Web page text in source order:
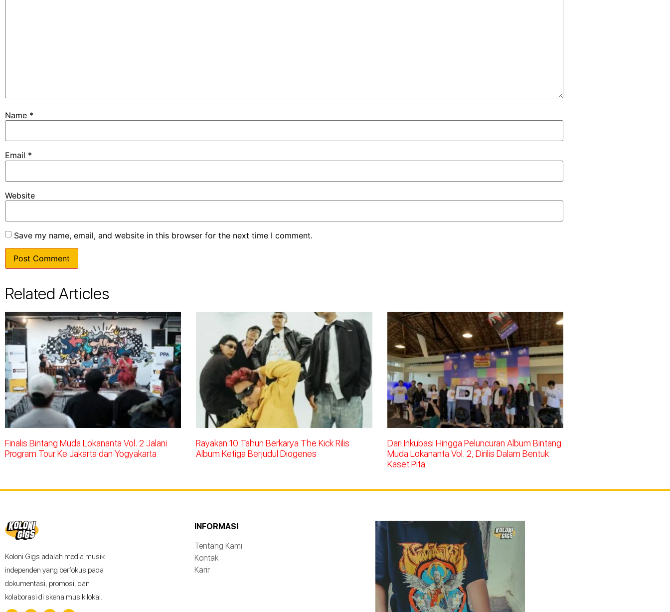
Name *
Email *
Website
Save my name, email, and website in this browser for the next time I comment.
Related Articles
Finalis Bintang Muda Lokananta Vol. 2 Jalani
Program Tour Ke Jakarta dan Yogyakarta
Rayakan 10 Tahun Berkarya The Kick Rilis
Album Ketiga Berjudul Diogenes
Dari Inkubasi Hingga Peluncuran Album Bintang
Muda Lokananta Vol. 2, Dirilis Dalam Bentuk
Kaset Pita
Koloni Gigs adalah media musik
independen yang berfokus pada
dokumentasi, promosi, dan
kolaborasi di skena musik lokal.
INFORMASI
Tentang Kami
Kontak
Karir